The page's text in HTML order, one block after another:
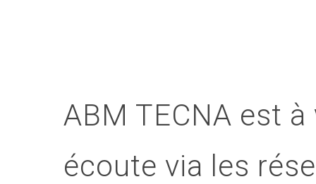
ABM TECNA est
écoute via les